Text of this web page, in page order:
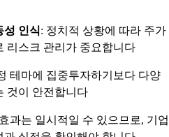
성 인식: 정치적 상황에 따라 주가
리스크 관리가 중요합니다
테마에 집중투자하기보다 다양
것이 안전합니다
과는 일시적일 수 있으므로, 기업